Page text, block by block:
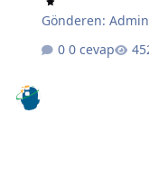
Gönderen:Admin
0 cevap